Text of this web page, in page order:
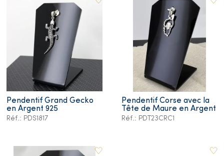
Pendentif Grand Gecko
en Argent 925
Réf.: PDS1817
Pendentif Corse avec la
Tête de Maure en Argent
Réf.: PDT23CRC1